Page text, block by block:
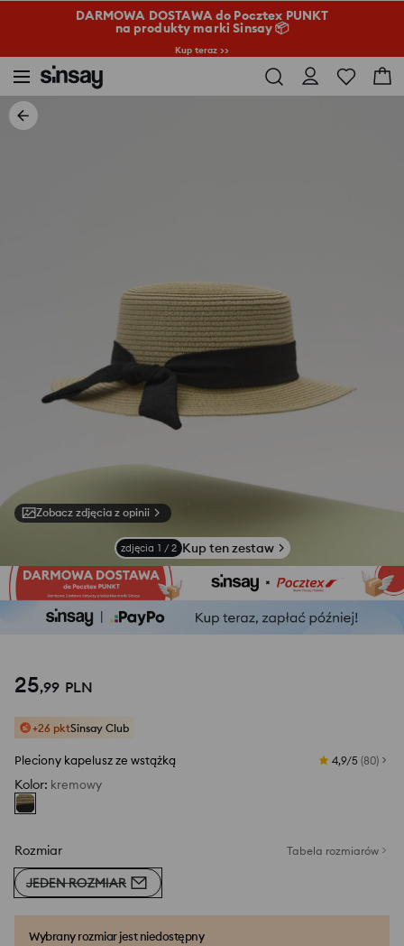
DARMOWA DOSTAWA do Pocztex PUNKT
na produkty marki Sinsay 📦
Kup teraz >>
Zobacz zdjęcia z opinii
zdjęcia 1 / 2 Kup ten zestaw
25,99 PLN
+26 pktSinsay Club
Pleciony kapelusz ze wstążką 4,9/5 (80)
Kolor: kremowy
Rozmiar Tabela rozmiarów
JEDEN ROZMIAR
Wybrany rozmiar jest niedostępny